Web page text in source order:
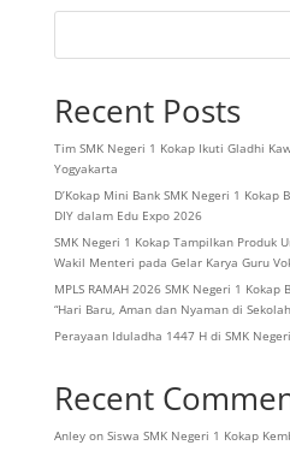
Recent Posts
Tim SMK Negeri 1 Kokap Ikuti Gladhi
Yogyakarta
D’Kokap Mini Bank SMK Negeri 1 Kokap
DIY dalam Edu Expo 2026
SMK Negeri 1 Kokap Tampilkan Produk
Wakil Menteri pada Gelar Karya Guru
MPLS RAMAH 2026 SMK Negeri 1
“Hari Baru, Aman dan Nyaman di
Perayaan Iduladha 1447 H di SMK
Recent
Anleyon Siswa SMK Negeri 1 Kokap